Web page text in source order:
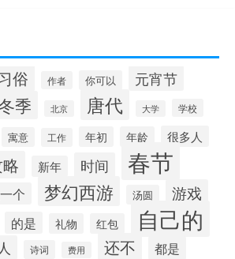
俗 作者 你可以 元宵节
季 北京 唐代 大学 学校
寓意 工作 年初 年龄
很多人
新年 时间 春节
个 梦幻西游 汤圆 游戏
的是 礼物 红包 自己的
诗词 费用 还不 都是